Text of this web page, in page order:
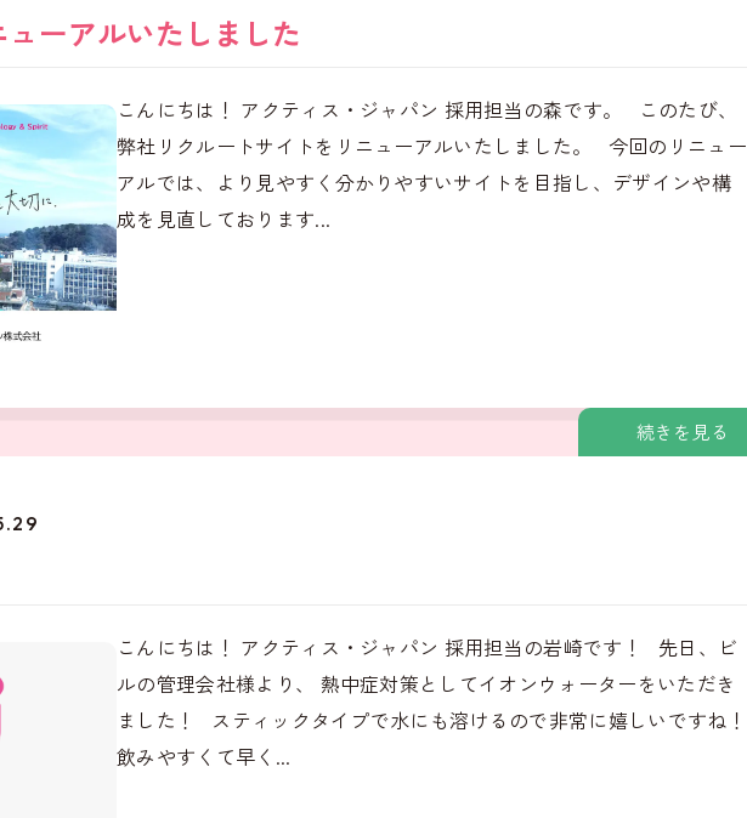
ーアルいたしました
こんにちは！ アクティス・ジャパン 採用担当の森です。 このたび、
弊社リクルートサイトをリニューアルいたしました。 今回のリニュー
アルでは、より見やすく分かりやすいサイトを目指し、デザインや構
成を見直しております...
続きを見る
こんにちは！ アクティス・ジャパン 採用担当の岩崎です！ 先日、ビ
ルの管理会社様より、 熱中症対策としてイオンウォーターをいただき
ました！ スティックタイプで水にも溶けるので非常に嬉しいですね！
飲みやすくて早く...